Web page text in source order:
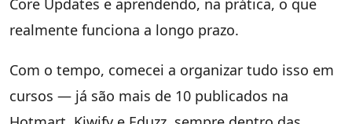
Core Updates e aprendendo, na prática, o que
realmente funciona a longo prazo.
Com o tempo, comecei a organizar tudo isso em
cursos — já são mais de 10 publicados na